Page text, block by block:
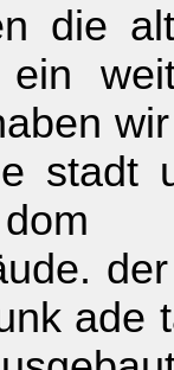
die
stadt
dom
ade